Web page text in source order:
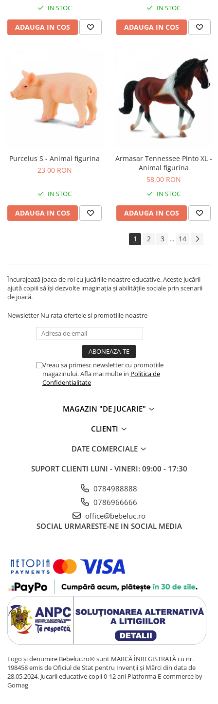
IN STOC
ADAUGA IN COS
IN STOC
ADAUGA IN COS
Purcelus S - Animal figurina
23,00 RON
IN STOC
ADAUGA IN COS
Armasar Tennessee Pinto XL -
Animal figurina
58,00 RON
IN STOC
ADAUGA IN COS
1 2 3 ... 14
Încurajează joaca de rol cu jucăriile noastre educative. Aceste jucării
ajută copiii să își dezvolte imaginația și abilitățile sociale prin scenarii
de joacă.
Newsletter Nu rata ofertele si promotiile noastre
Vreau sa primesc newsletter cu promotiile
magazinului. Afla mai multe in Politica de
Confidentialitate
MAGAZIN "DE JUCARIE"
CLIENTI
DATE COMERCIALE
SUPORT CLIENTI LUNI - VINERI: 09:00 - 17:30
0784988888
0786966666
office@bebeluc.ro
SOCIAL URMARESTE-NE IN SOCIAL MEDIA
Logo și denumire Bebeluc.ro® sunt MARCĂ ÎNREGISTRATĂ cu nr.
198458 emis de Oficiul de Stat pentru Invenții și Mărci din data de
28.05.2024. Jucarii educative copii 0-12 ani Platforma E-commerce by
Gomag